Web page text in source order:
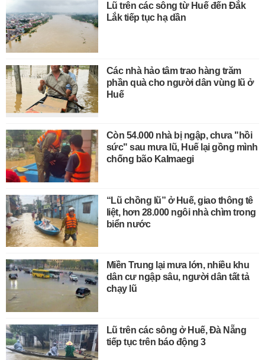
Lũ trên các sông từ Huế đến Đắk
Lắk tiếp tục hạ dần
Các nhà hảo tâm trao hàng trăm
phần quà cho người dân vùng lũ ở
Huế
Còn 54.000 nhà bị ngập, chưa "hồi
sức" sau mưa lũ, Huế lại gồng mình
chống bão Kalmaegi
“Lũ chồng lũ” ở Huế, giao thông tê
liệt, hơn 28.000 ngôi nhà chìm trong
biển nước
Miền Trung lại mưa lớn, nhiều khu
dân cư ngập sâu, người dân tất tả
chạy lũ
Lũ trên các sông ở Huế, Đà Nẵng
tiếp tục trên báo động 3